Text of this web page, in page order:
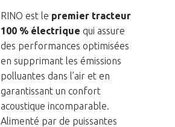
RINO est le premier tracteur
100 % électrique qui assure
des performances optimisées
en supprimant les émissions
polluantes dans l’air et en
garantissant un confort
acoustique incomparable.
Alimenté par de puissantes